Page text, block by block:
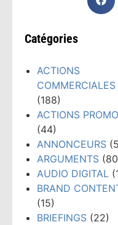
Catégories
ACTIONS
COMMERCIALES
(188)
ACTIONS
(44)
ANNONCEURS
ARGUMENTS
AUDIO DIGITAL
BRAND
(15)
BRIEFINGS (22)